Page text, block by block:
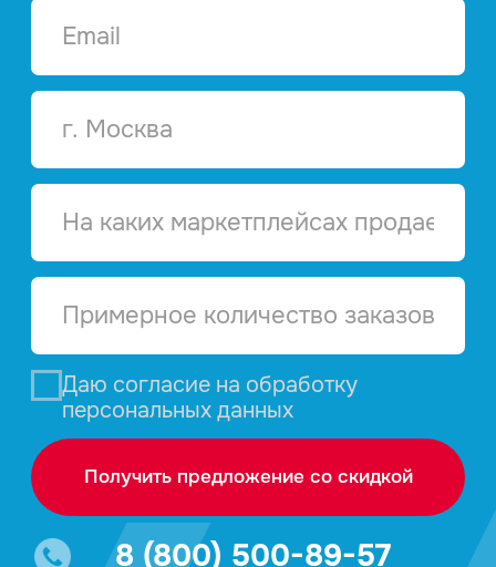
Юмаркет Фулфилмент —
ваш надежный партнер
и бесперебойного
бизнеса на маркетплейсах